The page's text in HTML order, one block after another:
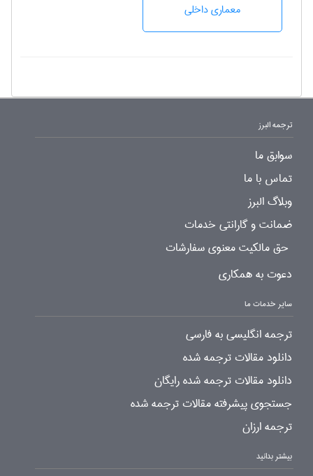
معماری داخلی
ترجمه البرز
سوابق ما
تماس با ما
وبلاگ البرز
ضمانت و گارانتی خدمات
حق مالکیت معنوی سفارشات
دعوت به همکاری
سایر خدمات ما
ترجمه انگلیسی به فارسی
دانلود مقالات ترجمه شده
دانلود مقالات ترجمه شده رایگان
جستجوی پیشرفته مقالات ترجمه شده
ترجمه ارزان
بیشتر بدانید